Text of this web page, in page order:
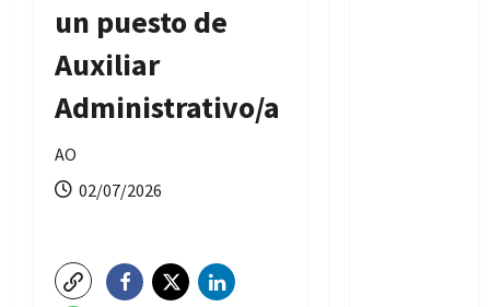
un puesto de
Auxiliar
Administrativo/a
AO
02/07/2026